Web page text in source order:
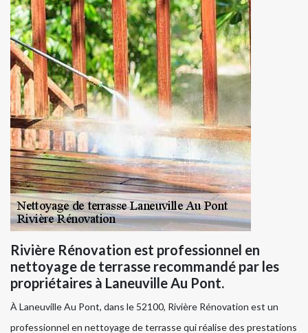
Rivière Rénovation est professionnel en
nettoyage de terrasse recommandé par les
propriétaires à Laneuville Au Pont.
À Laneuville Au Pont, dans le 52100, Rivière Rénovation est un
professionnel en nettoyage de terrasse qui réalise des prestations